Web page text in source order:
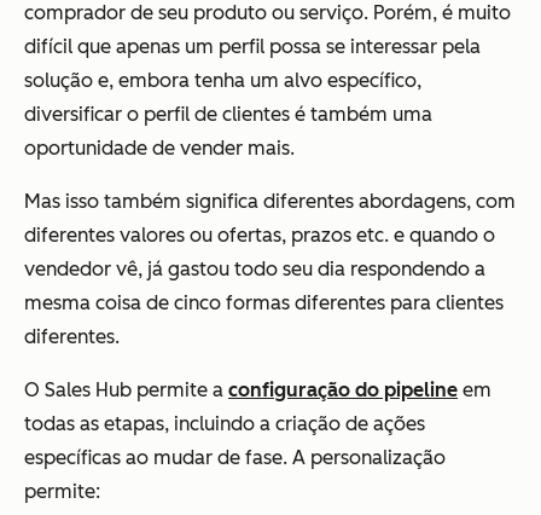
comprador de seu produto ou serviço. Porém, é muito
difícil que apenas um perfil possa se interessar pela
solução e, embora tenha um alvo específico,
diversificar o perfil de clientes é também uma
oportunidade de vender mais.
Mas isso também significa diferentes abordagens, com
diferentes valores ou ofertas, prazos etc. e quando o
vendedor vê, já gastou todo seu dia respondendo a
mesma coisa de cinco formas diferentes para clientes
diferentes.
O Sales Hub permite a configuração do pipeline em
todas as etapas, incluindo a criação de ações
específicas ao mudar de fase. A personalização
permite: